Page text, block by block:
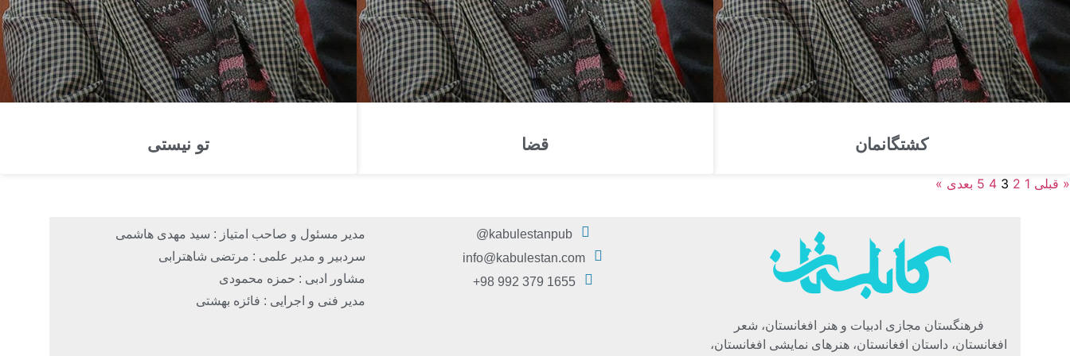
كشتگانمان قضا تو نیستی
« قبلی 1
2
3
4
5 بعدی »
فرهنگستان مجازی ادبیات و هنر افغانستان، شعر
افغانستان، داستان افغانستان، هنرهای نمایشی افغانستان،
kabulestanpub@
info@kabulestan.com
1655 379 992 98+
مدیر مسئول و صاحب امتیاز : سید مهدی هاشمی
سردبیر و مدیر علمی : مرتضی شاهترابی
مشاور ادبی : حمزه محمودی
مدیر فنی و اجرایی : فائزه بهشتی